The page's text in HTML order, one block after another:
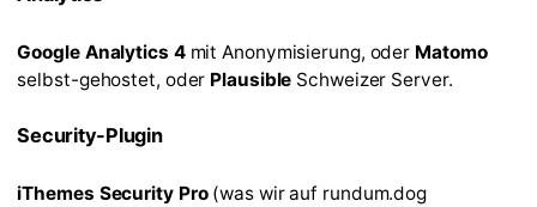
Google Analytics 4mit Anonymisierung, oder Matomo
selbst-gehostet, oder Plausible Schweizer Server.
Security-Plugin
iThemes Security Pro(was wir auf rundum.dog